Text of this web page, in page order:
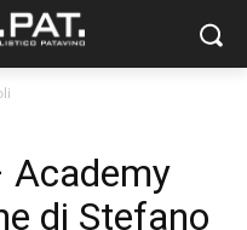
Academy
di Stefano